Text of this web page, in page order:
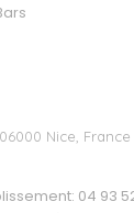
Nice, France
04 93